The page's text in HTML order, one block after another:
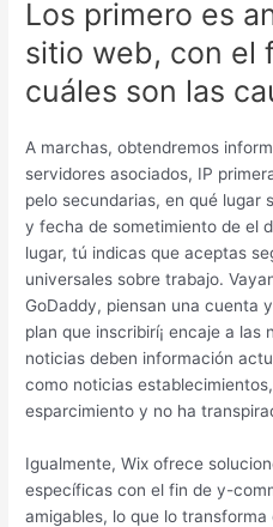
Los primero es
sitio web, con el
cuáles son las
A marchas, obtendremos
servidores asociados, IP
pelo secundarias, en qué lugar
y fecha de sometimiento de el
lugar, tú indicas que aceptas
universales sobre trabajo.
GoDaddy, piensan una cuenta
plan que inscribirí¡ encaje a las
noticias deben información
como noticias
esparcimiento y no ha
Igualmente, Wix ofrece
específicas con el fin de y-
amigables, lo que lo